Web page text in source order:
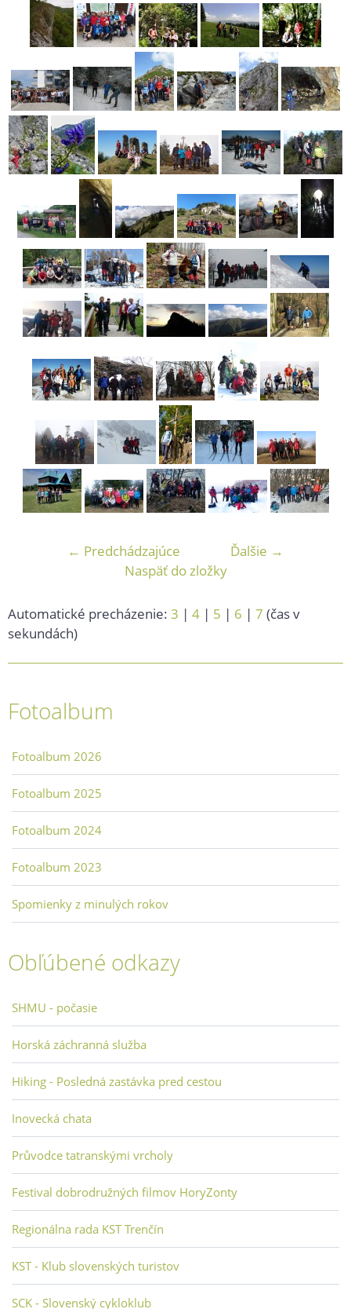
← Predchádzajúce
Ďalšie →
Naspäť do zložky
Automatické precházenie: 3 | 4 | 5 | 6 | 7 (čas v
sekundách)
Fotoalbum
Fotoalbum 2026
Fotoalbum 2025
Fotoalbum 2024
Fotoalbum 2023
Spomienky z minulých rokov
Obľúbené odkazy
SHMU - počasie
Horská záchranná služba
Hiking - Posledná zastávka pred cestou
Inovecká chata
Průvodce tatranskými vrcholy
Festival dobrodružných filmov HoryZonty
Regionálna rada KST Trenčín
KST - Klub slovenských turistov
SCK - Slovenský cykloklub